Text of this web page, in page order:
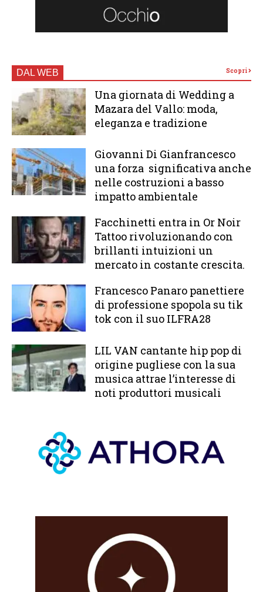
DAL WEB Scopri
Una giornata di Wedding a
Mazara del Vallo: moda,
eleganza e tradizione
Giovanni Di Gianfrancesco
una forza significativa anche
nelle costruzioni a basso
impatto ambientale
Facchinetti entra in Or Noir
Tattoo rivoluzionando con
brillanti intuizioni un
mercato in costante crescita.
Francesco Panaro panettiere
di professione spopola su tik
tok con il suo ILFRA28
LIL VAN cantante hip pop di
origine pugliese con la sua
musica attrae l’interesse di
noti produttori musicali